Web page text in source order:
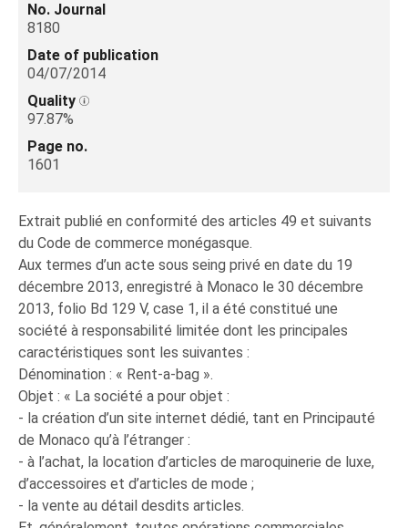
No. Journal
8180
Date of publication
04/07/2014
Quality
97.87%
Page no.
1601
Extrait publié en conformité des articles 49 et suivants
du Code de commerce monégasque.
Aux termes d’un acte sous seing privé en date du 19
décembre 2013, enregistré à Monaco le 30 décembre
2013, folio Bd 129 V, case 1, il a été constitué une
société à responsabilité limitée dont les principales
caractéristiques sont les suivantes :
Dénomination : « Rent-a-bag ».
Objet : « La société a pour objet :
- la création d’un site internet dédié, tant en Principauté
de Monaco qu’à l’étranger :
- à l’achat, la location d’articles de maroquinerie de luxe,
d’accessoires et d’articles de mode ;
- la vente au détail desdits articles.